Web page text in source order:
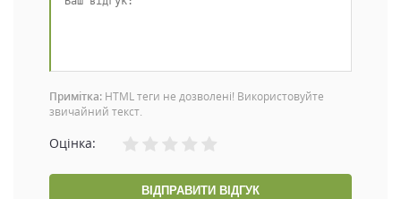
Примітка: HTML теги не дозволені! Використовуйте
звичайний текст.
Оцінка:
ВІДПРАВИТИ ВІДГУК